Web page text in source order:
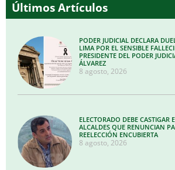
Últimos Artículos
PODER JUDICIAL DECLARA
LIMA POR EL SENSIBLE
PRESIDENTE DEL PODER
ÁLVAREZ
8 agosto, 2026
ELECTORADO DEBE CASTIGAR
ALCALDES QUE RENUNCIAN
REELECCIÓN ENCUBIERTA
8 agosto, 2026